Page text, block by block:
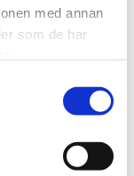
med annan
som de har